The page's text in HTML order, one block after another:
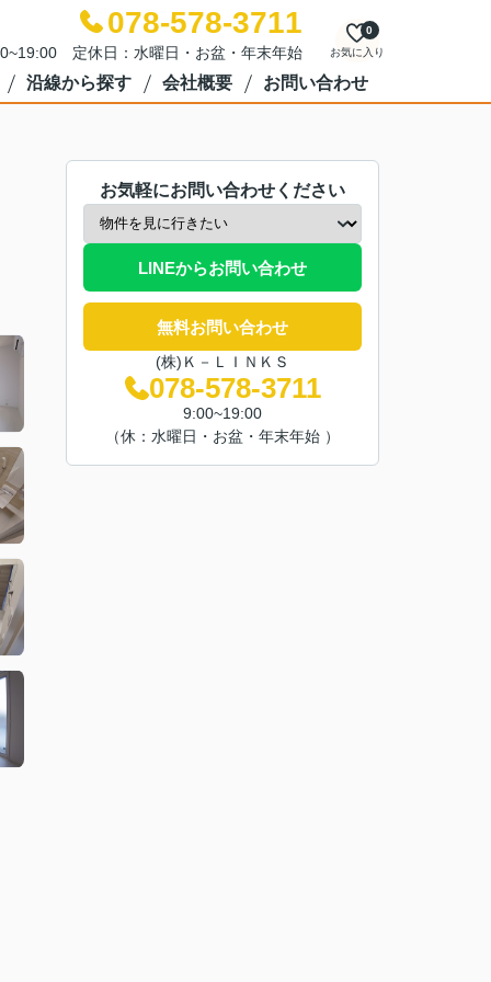
078-578-3711
定休日：水曜日・お盆・年末年始 お気に入り
0
沿線から探す 会社概要 お問い合わせ
お気軽にお問い合わせください
LINEからお問い合わせ
無料お問い合わせ
(株)Ｋ－ＬＩＮＫＳ
078-578-3711
9:00~19:00
（休：水曜日・お盆・年末年始 ）